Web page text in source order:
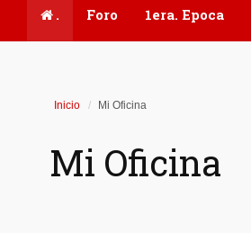
. Foro 1era. Epoca
Inicio Mi Oficina
Mi Oficina